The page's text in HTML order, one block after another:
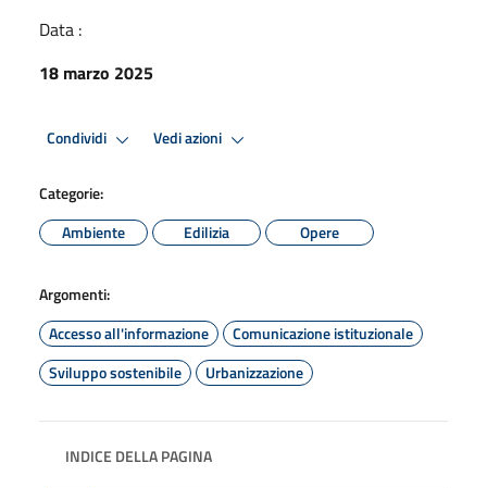
Data :
18 marzo 2025
Condividi Vedi azioni
Categorie:
Ambiente
Edilizia Opere
Argomenti:
Accesso all'informazione
Comunicazione istituzionale
Sviluppo sostenibile
Urbanizzazione
INDICE DELLA PAGINA